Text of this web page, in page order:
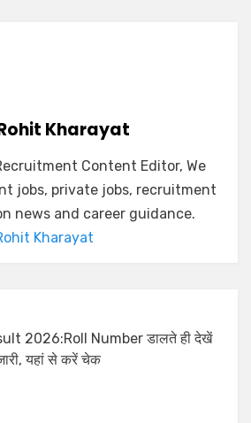
Kharayat
Content Editor, We
jobs, private jobs, recruitment
news and career guidance.
Kharayat
2026:Roll Number डालते ही देखें
यहां से करें चेक